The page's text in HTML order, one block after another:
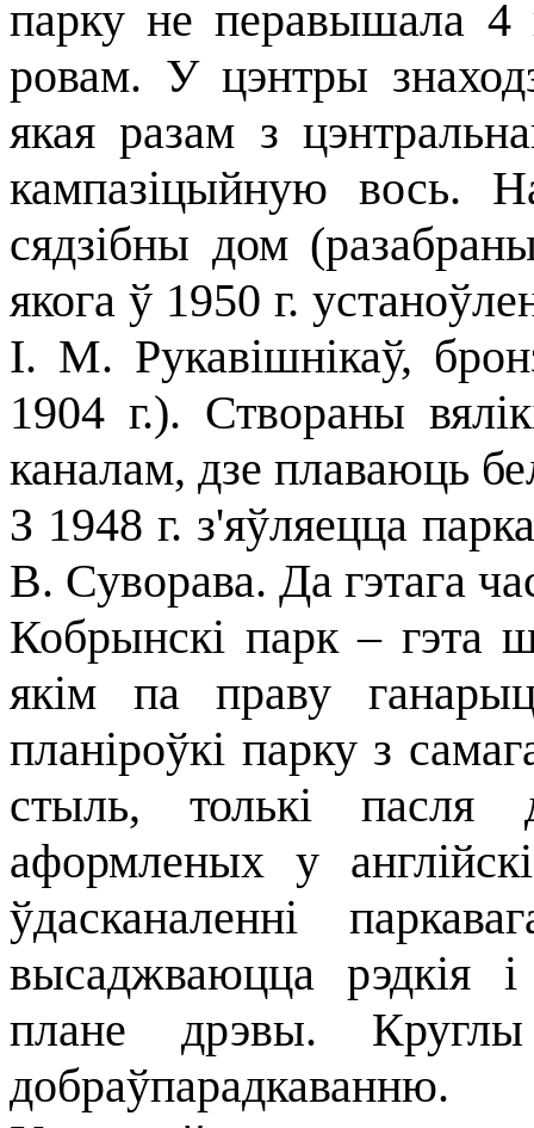
парку не перавышала
ровам. У цэнтры
якая разам з
кампазіцыйную вось.
сядзібны дом
якога ў 1950 г.
I. М. Рукавішнікаў,
1904 г.). Створаны
каналам, дзе плаваюць
З 1948 г. з'яўляецца
В. Суворава. Да гэтага
Кобрынскі парк – гэта
якім па праву
планіроўкі парку з
стыль, толькі пасля
аформленых у
ўдасканаленні
высаджваюцца рэдкія
плане дрэвы.
добраўпарадкаванню.